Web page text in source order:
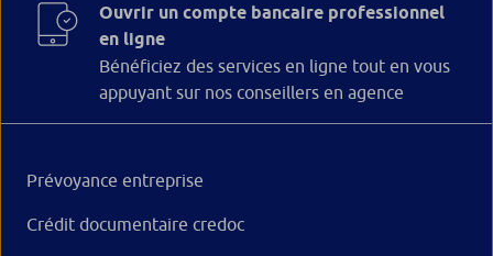
Ouvrir un compte bancaire professionnel
en ligne
Bénéficiez des services en ligne tout en vous
appuyant sur nos conseillers en agence
Prévoyance entreprise
Crédit documentaire credoc